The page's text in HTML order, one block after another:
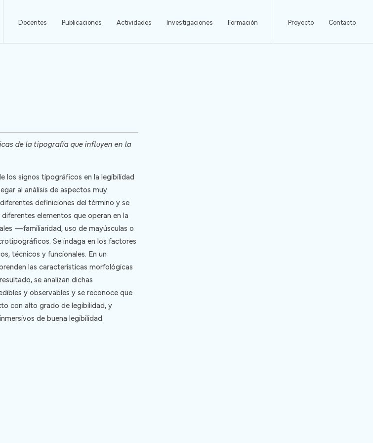
Docentes Publicaciones Actividades Investigaciones Formación Proyecto Contacto
de la tipografía que influyen en la
los signos tipográficos en la legibilidad
al análisis de aspectos muy
definiciones del término y se
elementos que operan en la
—familiaridad, uso de mayúsculas o
Se indaga en los factores
técnicos y funcionales. En un
las características morfológicas
se analizan dichas
y observables y se reconoce que
con alto grado de legibilidad, y
de buena legibilidad.